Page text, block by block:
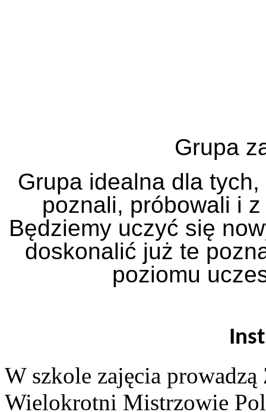
Grupa
Grupa idealna dla
poznali, próbowali i
Będziemy uczyć się
doskonalić już te
poziomu
W szkole zajęcia
Wielokrotni Mistrzowie